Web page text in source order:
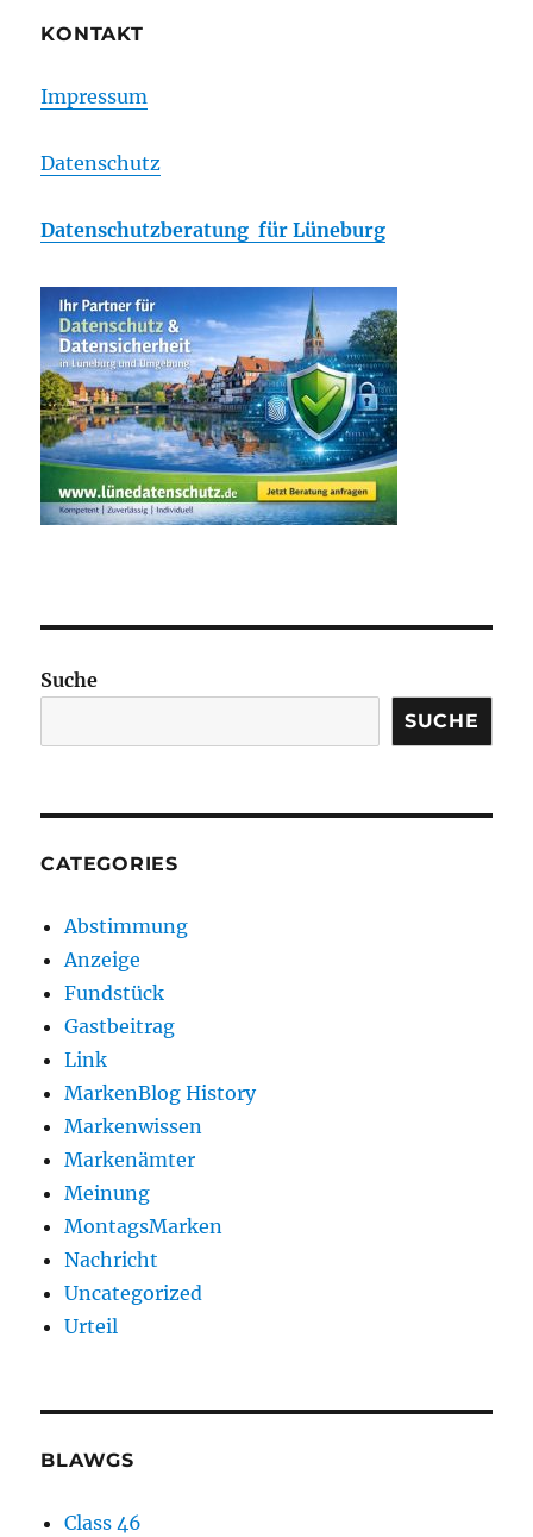
KONTAKT
Impressum
Datenschutz
Datenschutzberatung für Lüneburg
Suche
SUCHE
CATEGORIES
Abstimmung
Anzeige
Fundstück
Gastbeitrag
Link
MarkenBlog History
Markenwissen
Markenämter
Meinung
MontagsMarken
Nachricht
Uncategorized
Urteil
BLAWGS
Class 46